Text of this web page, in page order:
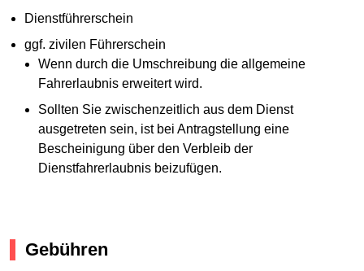
Dienstführerschein
ggf. zivilen Führerschein
Wenn durch die Umschreibung die allgemeine
Fahrerlaubnis erweitert wird.
Sollten Sie zwischenzeitlich aus dem Dienst
ausgetreten sein, ist bei Antragstellung eine
Bescheinigung über den Verbleib der
Dienstfahrerlaubnis beizufügen.
Gebühren